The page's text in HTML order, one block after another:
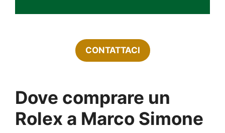
CONTATTACI
Dove comprare un
Rolex a Marco Simone